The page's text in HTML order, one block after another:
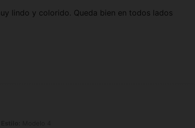
lindo y colorido. Queda bien en todos lados